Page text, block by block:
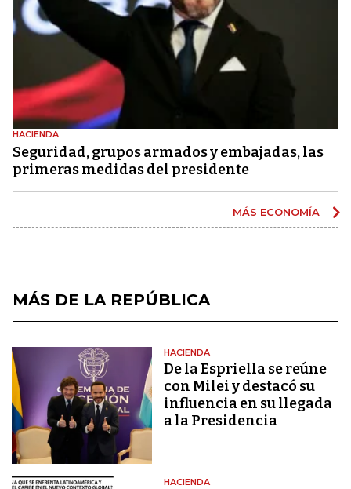
HACIENDA
Seguridad, grupos armados y embajadas, las
primeras medidas del presidente
MÁS ECONOMÍA
MÁS DE LA REPÚBLICA
HACIENDA
De la Espriella se reúne
con Milei y destacó su
influencia en su llegada
a la Presidencia
HACIENDA